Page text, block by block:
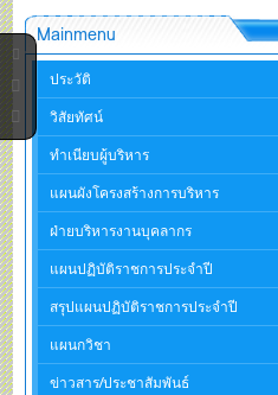
Mainmenu
ประวัติ
วิสัยทัศน์
ทำเนียบผู้บริหาร
แผนผังโครงสร้างการบริหาร
ฝ่ายบริหารงานบุคลากร
แผนปฏิบัติราชการประจำปี
สรุปแผนปฏิบัติราชการประจำปี
แผนกวิชา
ข่าวสาร/ประชาสัมพันธ์